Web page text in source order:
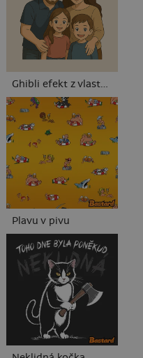
Ghibli efekt z vlastní fotky
Plavu v pivu